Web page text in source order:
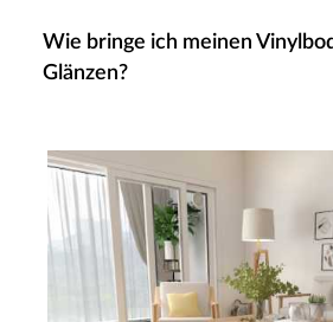
Wie bringe ich meinen
Glänzen?